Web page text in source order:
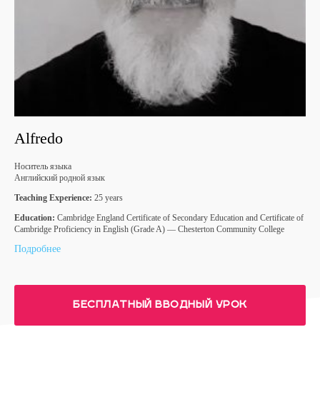
Alfredo
Носитель языка
Английский родной язык
Teaching Experience: 25 years
Education: Cambridge England Certificate of Secondary Education and Certificate of
Cambridge Proficiency in English (Grade A) — Chesterton Community College
Подробнее
БЕСПЛАТНЫЙ ВВОДНЫЙ УРОК